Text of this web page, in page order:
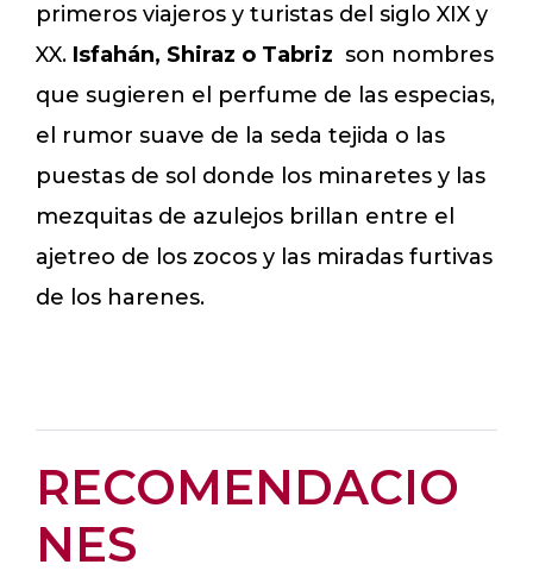
primeros viajeros y turistas del siglo XIX y
XX. Isfahán, Shiraz o Tabriz son nombres
que sugieren el perfume de las especias,
el rumor suave de la seda tejida o las
puestas de sol donde los minaretes y las
mezquitas de azulejos brillan entre el
ajetreo de los zocos y las miradas furtivas
de los harenes.
RECOMENDACIO
NES